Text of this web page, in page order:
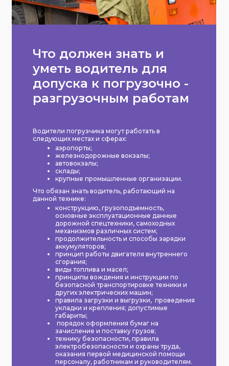
Что должен знать и
уметь водитель для
допуска к погрузочно -
разгрузочным работам
Водители погрузчика могут работать в
следующих местах и сферах:
аэропорты;
железнодорожные вокзалы;
автовокзалы;
склады;
крупные промышленные организации.
Что обязан знать водитель, работающий на
данной технике:
конструкцию, грузоподъемность,
основные эксплуатационные данные
дорожной спецтехники, самоходных
механизмов различных систем;
продолжительность и способы зарядки
аккумуляторов;
принцип работы двигателя внутреннего
сгорания;
виды топлива и масел;
принципы вождения и инструкции по
безопасной транспортировке техники и
других электрических машин;
правила загрузки и выгрузки, проведения
укладки и крепления; допустимые
габариты;
порядок оформления бумаг на
зачисление и поставку грузов;
технику безопасности, правила
электробезопасности и охраны труда,
оказания первой медицинской помощи
персоналу, работникам и руководителям.